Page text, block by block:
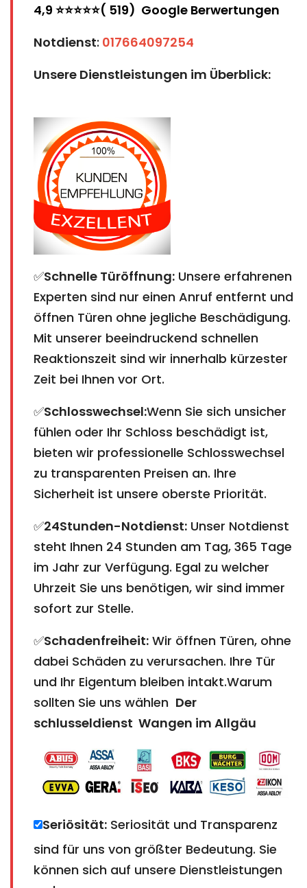
4,9 ⭐⭐⭐⭐⭐( 519) Google Berwertungen
Notdienst: 017664097254
Unsere Dienstleistungen im Überblick:
✅Schnelle Türöffnung: Unsere erfahrenen
Experten sind nur einen Anruf entfernt und
öffnen Türen ohne jegliche Beschädigung.
Mit unserer beeindruckend schnellen
Reaktionszeit sind wir innerhalb kürzester
Zeit bei Ihnen vor Ort.
✅Schlosswechsel:Wenn Sie sich unsicher
fühlen oder Ihr Schloss beschädigt ist,
bieten wir professionelle Schlosswechsel
zu transparenten Preisen an. Ihre
Sicherheit ist unsere oberste Priorität.
✅24Stunden-Notdienst: Unser Notdienst
steht Ihnen 24 Stunden am Tag, 365 Tage
im Jahr zur Verfügung. Egal zu welcher
Uhrzeit Sie uns benötigen, wir sind immer
sofort zur Stelle.
✅Schadenfreiheit: Wir öffnen Türen, ohne
dabei Schäden zu verursachen. Ihre Tür
und Ihr Eigentum bleiben intakt.Warum
sollten Sie uns wählen Der
schlusseldienst ​​​​​​​Wangen im Allgäu
Seriösität: Seriosität und Transparenz
sind für uns von größter Bedeutung. Sie
können sich auf unsere Dienstleistungen